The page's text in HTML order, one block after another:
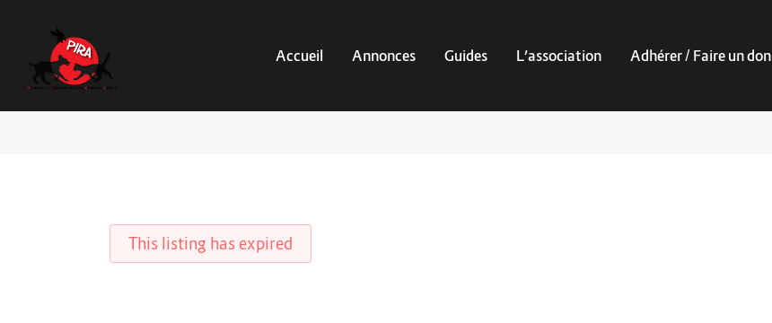
Accueil Annonces Guides L’association Adhérer / Faire un don
This listing has expired